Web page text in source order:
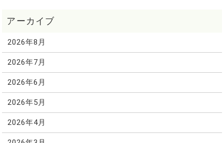
2026年8月
2026年7月
2026年6月
2026年5月
2026年4月